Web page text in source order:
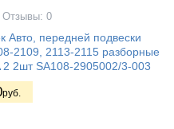
Отзывы: 0
Авто, передней подвески
2109, 2113-2115 разборные
2 2шт SA108-2905002/3-003
руб.